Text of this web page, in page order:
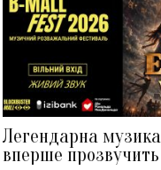
Легендарна
вперше